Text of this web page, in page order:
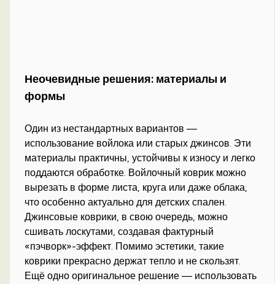
Неочевидные решения: материалы и
формы
Один из нестандартных вариантов —
использование войлока или старых джинсов. Эти
материалы практичны, устойчивы к износу и легко
поддаются обработке. Войлочный коврик можно
вырезать в форме листа, круга или даже облака,
что особенно актуально для детских спален.
Джинсовые коврики, в свою очередь, можно
сшивать лоскутами, создавая фактурный
«пэчворк»-эффект. Помимо эстетики, такие
коврики прекрасно держат тепло и не скользят.
Ещё одно оригинальное решение — использовать